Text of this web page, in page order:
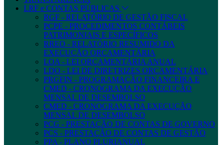
LRF e CONTAS PÚBLICAS
RGF - RELATÓRIO DE GESTÃO FISCAL
PCPE - PROCEDIMENTOS CONTÁBEIS
PATRIMONIAIS E ESPECÍFICOS
RREO - RELATÓRIO RESUMIDO DA
EXECUÇÃO ORÇAMENTÁRIA
LOA - LEI ORÇAMENTÁRIA ANUAL
LDO - LEI DE DIRETRIZES ORÇAMENTÁRIA
PRGFIN - PROGRAMAÇÃO FINANCEIRA E
CMED - CRONOGRAMA DA EXECUÇÃO
MENSAL DE DESEMBOLSO
CMED - CRONOGRAMA DA EXECUÇÃO
MENSAL DE DESEMBOLSO
PCG - PRESTAÇÃO DE CONTAS DE GOVERNO
PCS - PRESTAÇÃO DE CONTAS DE GESTÃO
PPA - PLANO PLURIANUAL